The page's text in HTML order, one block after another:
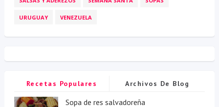
URUGUAY VENEZUELA
Recetas Populares Archivos De Blog
Sopa de res salvadoreña